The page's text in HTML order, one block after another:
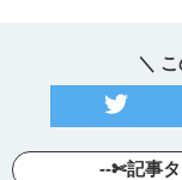
＼
--✄記事